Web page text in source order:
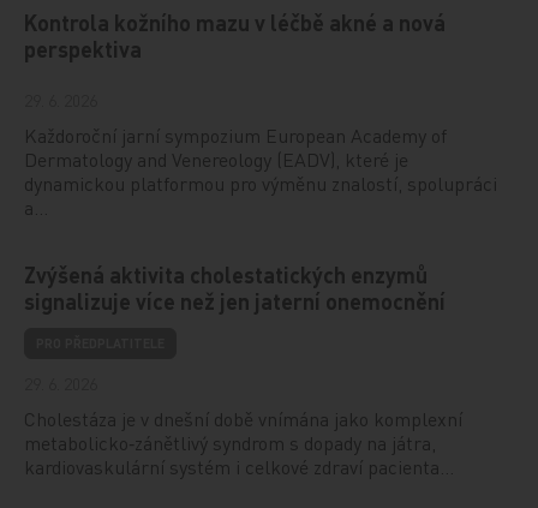
Kontrola kožního mazu v léčbě akné a nová
perspektiva
Každoroční jarní sympozium European Academy of
Dermatology and Venereology (EADV), které je
dynamickou platformou pro výměnu znalostí, spolupráci
a…
Zvýšená aktivita cholestatických enzymů
signalizuje více než jen jaterní onemocnění
Cholestáza je v dnešní době vnímána jako komplexní
metabolicko‑zánětlivý syndrom s dopady na játra,
kardiovaskulární systém i celkové zdraví pacienta…